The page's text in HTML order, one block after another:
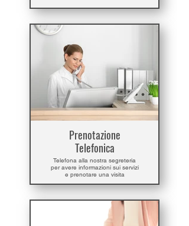
Prenotazione
Telefonica
Telefona alla nostra segreteria
per avere informazioni sui servizi
e prenotare una visita